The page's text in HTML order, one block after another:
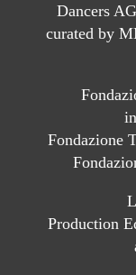
Dancers
curated by
Fondazione
Production